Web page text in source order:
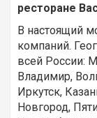
ресторане
В настоящий
компаний.
всей России:
Владимир,
Иркутск,
Новгород,